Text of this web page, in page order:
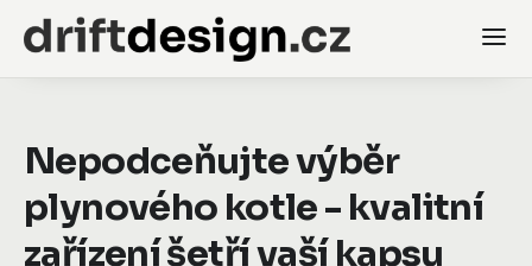
Nepodceňujte výběr
plynového kotle - kvalitní
zařízení šetří vaší kapsu